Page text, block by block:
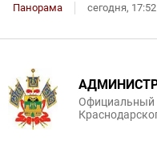
Панорама сегодня, 17:52
Официальный